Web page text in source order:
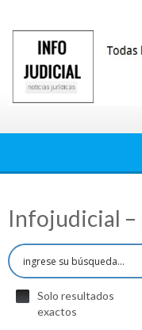
contenido
Infojudicial –
Solo resultados
exactos